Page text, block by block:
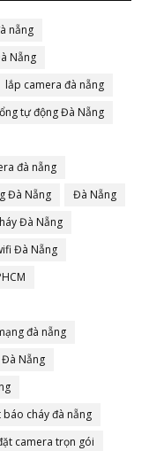
nẵng
Nẵng
lắp camera đà nẵng
tự động Đà Nẵng
đà nẵng
Đà Nẵng
Đà Nẵng
Đà Nẵng
Đà Nẵng
đà nẵng
Nẵng
báo cháy đà nẵng
camera trọn gói